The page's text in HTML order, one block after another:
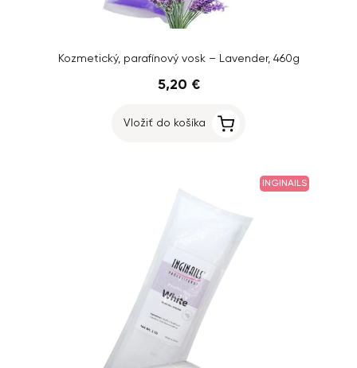
Kozmetický, parafínový vosk – Lavender, 460g
5,20 €
Vložiť do košíka
INGINAILS